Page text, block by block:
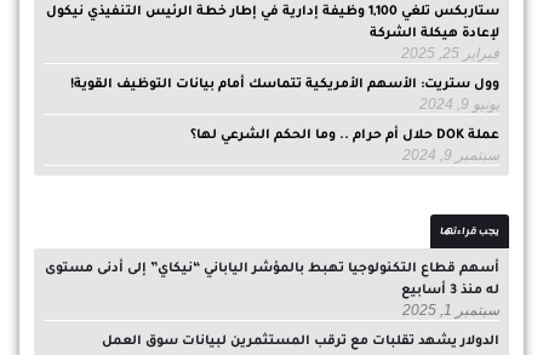
ستاربكس تلغي 1,100 وظيفة إدارية في إطار خطة الرئيس التنفيذي نيكول
لإعادة هيكلة الشركة
فبراير 25, 2025
وول ستريت: الأسهم الأمريكية تتماسك أمام بيانات التوظيف القوية!
يونيو 9, 2024
عملة DOK حلال أم حرام .. وما الحكم الشرعي لها؟
سبتمبر 9, 2024
يجب قراءتها
أسهم قطاع التكنولوجيا تهبط بالمؤشر الياباني “نيكاي” إلى أدنى مستوى
له منذ 3 أسابيع
سبتمبر 1, 2025
الدولار يشهد تقلبات مع ترقب المستثمرين لبيانات سوق العمل